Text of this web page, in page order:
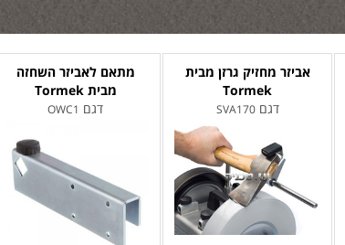
מתאם לאביזר השחזה
מבית Tormek
דגם OWC1
אביזר מחזיק גרזן מבית
Tormek
דגםSVA170